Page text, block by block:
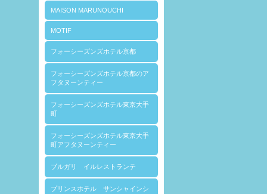
MAISON MARUNOUCHI
MOTIF
フォーシーズンズホテル京都
フォーシーズンズホテル京都のア
フタヌーンティー
フォーシーズンズホテル東京大手
町
フォーシーズンズホテル東京大手
町アフタヌーンティー
ブルガリ イルレストランテ
プリンスホテル サンシャインシ